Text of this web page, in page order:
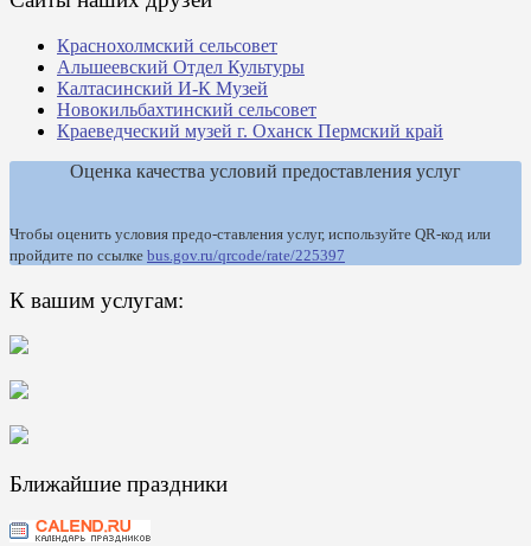
Краснохолмский сельсовет
Альшеевский Отдел Культуры
Калтасинский И-К Музей
Новокильбахтинский сельсовет
Краеведческий музей г. Оханск Пермский край
Оценка качества условий предоставления услуг
Чтобы оценить условия предо-ставления услуг, используйте QR-код или
пройдите по ссылке bus.gov.ru/qrcode/rate/225397
К вашим услугам:
Ближайшие праздники